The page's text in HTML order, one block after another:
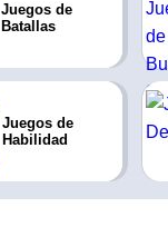
Juegos de
Batallas
Juegos de
Habilidad